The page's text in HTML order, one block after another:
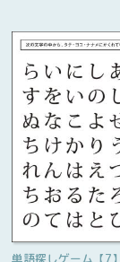
単語探しゲーム【7】